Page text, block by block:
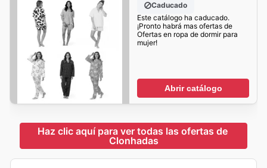
Caducado
Este catálogo ha caducado.
¡Pronto habrá mas ofertas de
Ofertas en ropa de dormir para
mujer!
Abrir catálogo
Haz clic aquí para ver todas las ofertas de
Clonhadas